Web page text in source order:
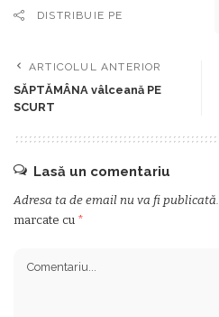
DISTRIBUIE PE
ARTICOLUL ANTERIOR
SĂPTĂMÂNA vâlceană PE
SCURT
Lasă un comentariu
Adresa ta de email nu va fi publicată.
marcate cu *